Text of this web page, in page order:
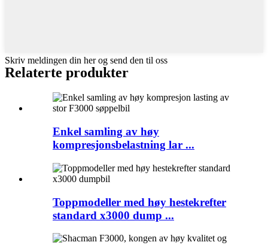
Skriv meldingen din her og send den til oss
Relaterte produkter
Enkel samling av høy
kompresjonsbelastning lar ...
Toppmodeller med høy hestekrefter
standard x3000 dump ...